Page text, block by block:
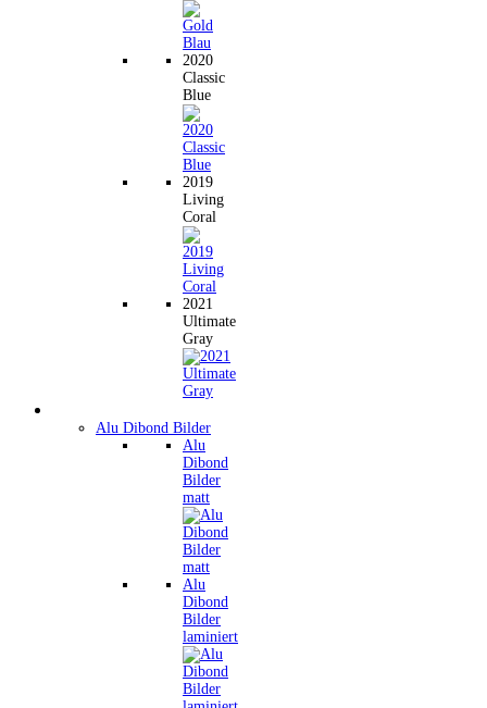
2020
Classic
Blue
2019
Living
Coral
2021
Ultimate
Gray
Alu Dibond Bilder
Alu
Dibond
Bilder
matt
Alu
Dibond
Bilder
laminiert